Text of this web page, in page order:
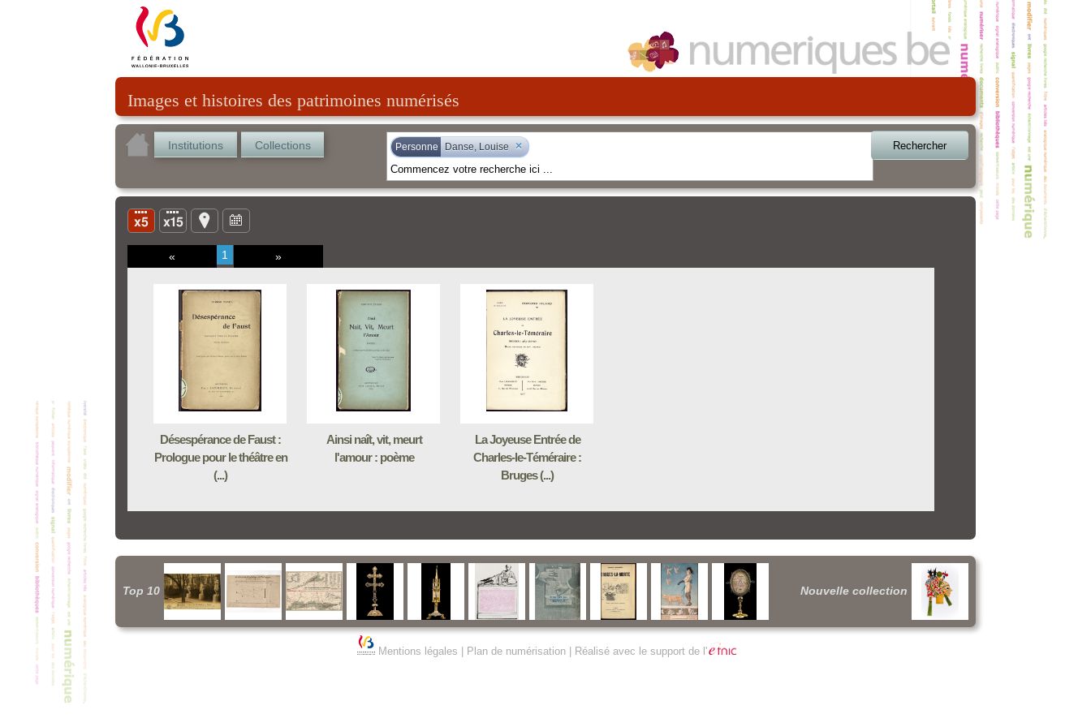
Images et histoires des patrimoines numérisés
Institutions Collections Personne Danse, Louise × Rechercher
« 1 »
Désespérance de Faust :
Prologue pour le théâtre en
(...)
Ainsi naît, vit, meurt
l'amour : poème
La Joyeuse Entrée de
Charles-le-Téméraire :
Bruges (...)
Top 10 Nouvelle collection
Mentions légales Plan de numérisation| Réalisé avec le support de l'